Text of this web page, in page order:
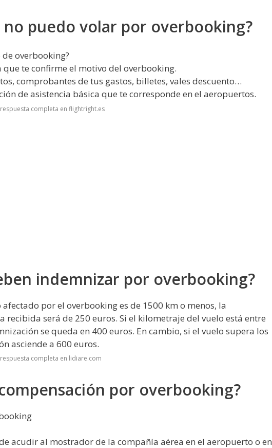
no puedo volar por overbooking?
de overbooking?
que te confirme el motivo del overbooking.
comprobantes de tus gastos, billetes, vales descuento…
de asistencia básica que te corresponde en el aeropuertos.
completa en flightright.es
indemnizar por overbooking?
por el overbooking es de 1500 km o menos, la
recibida será de 250 euros. Si el kilometraje del vuelo está entre
se queda en 400 euros. En cambio, si el vuelo supera los
asciende a 600 euros.
completa en lidiare.com
por overbooking?
acudir al mostrador de la compañía aérea en el aeropuerto o en